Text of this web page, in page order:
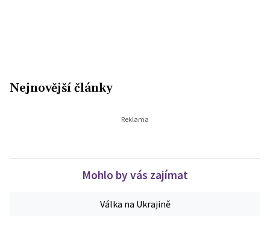
Nejnovější články
Mohlo by vás zajímat
Válka na Ukrajině